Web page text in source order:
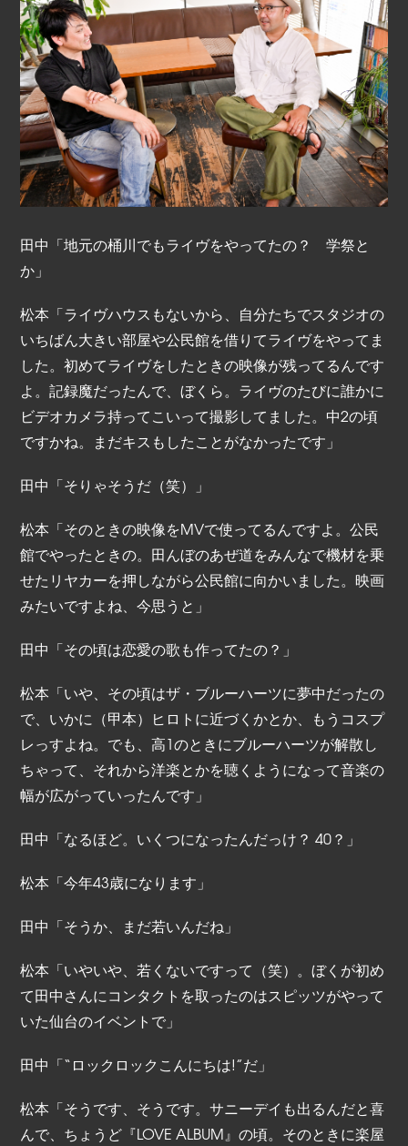
田中「地元の桶川でもライヴをやってたの？ 学祭と
か」
松本「ライヴハウスもないから、自分たちでスタジオの
いちばん大きい部屋や公民館を借りてライヴをやってま
した。初めてライヴをしたときの映像が残ってるんです
よ。記録魔だったんで、ぼくら。ライヴのたびに誰かに
ビデオカメラ持ってこいって撮影してました。中2の頃
ですかね。まだキスもしたことがなかったです」
田中「そりゃそうだ（笑）」
松本「そのときの映像をMVで使ってるんですよ。公民
館でやったときの。田んぼのあぜ道をみんなで機材を乗
せたリヤカーを押しながら公民館に向かいました。映画
みたいですよね、今思うと」
田中「その頃は恋愛の歌も作ってたの？」
松本「いや、その頃はザ・ブルーハーツに夢中だったの
で、いかに（甲本）ヒロトに近づくかとか、もうコスプ
レっすよね。でも、高1のときにブルーハーツが解散し
ちゃって、それから洋楽とかを聴くようになって音楽の
幅が広がっていったんです」
田中「なるほど。いくつになったんだっけ？ 40？」
松本「今年43歳になります」
田中「そうか、まだ若いんだね」
松本「いやいや、若くないですって（笑）。ぼくが初め
て田中さんにコンタクトを取ったのはスピッツがやって
いた仙台のイベントで」
田中「“ロックロックこんにちは!”だ」
松本「そうです、そうです。サニーデイも出るんだと喜
んで、ちょうど『LOVE ALBUM』の頃。そのときに楽屋